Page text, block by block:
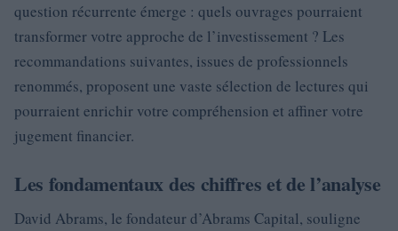
question récurrente émerge : quels ouvrages pourraient
transformer votre approche de l’investissement ? Les
recommandations suivantes, issues de professionnels
renommés, proposent une vaste sélection de lectures qui
pourraient enrichir votre compréhension et affiner votre
jugement financier.
Les fondamentaux des chiffres et de l’analyse
David Abrams, le fondateur d’Abrams Capital, souligne